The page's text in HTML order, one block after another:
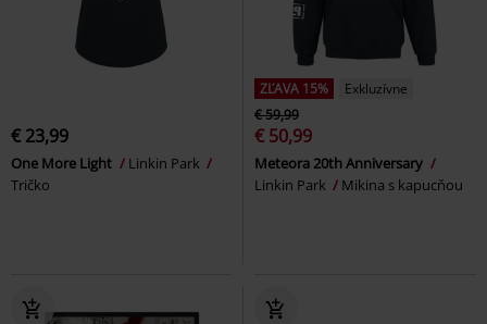
€ 23,99
One More Light
Linkin Park
Tričko
ZĽAVA 15%
Exkluzívne
€ 59,99
€ 50,99
Meteora 20th Anniversary
Linkin Park
Mikina s kapucňou